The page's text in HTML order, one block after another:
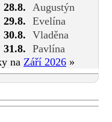
28.8.
Augustýn
29.8. Evelína
30.8. Vladěna
31.8. Pavlína
na Září 2026 »